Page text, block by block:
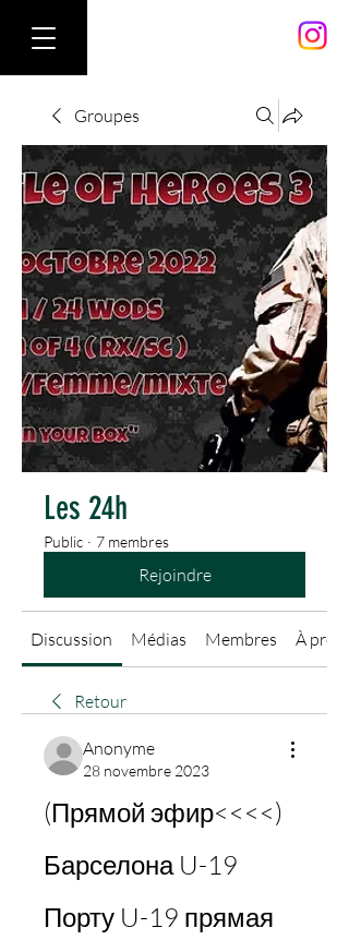
Groupes
Les 24h
Public · 7 membres
Rejoindre
Discussion Médias Membres À
Retour
Anonyme
28 novembre 2023
(Прямой эфир<<<<)
Барселона U-19
Порту U-19 прямая